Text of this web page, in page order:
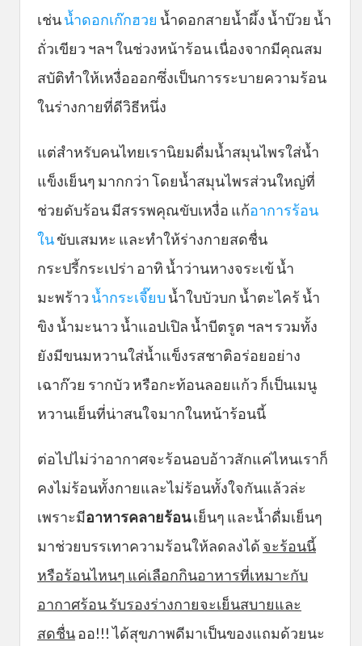
เช่นน้ำดอกเก๊กฮวย น้ำดอกสายน้ำผึ้ง น้ำบ๊วย น้ำ
ถั่วเขียว ฯลฯ ในช่วงหน้าร้อน เนื่องจากมีคุณสม
สบัติทำให้เหงื่อออกซึ่งเป็นการระบายความร้อน
ในร่างกายที่ดีวิธีหนึ่ง
แต่สำหรับคนไทยเรานิยมดื่มน้ำสมุนไพรใส่น้ำ
แข็งเย็นๆ มากกว่า โดยน้ำสมุนไพรส่วนใหญ่ที่
ช่วยดับร้อน มีสรรพคุณขับเหงื่อ แก้อาการร้อน
ในขับเสมหะ และทำให้ร่างกายสดชื่น
กระปรี้กระเปร่า อาทิ น้ำว่านหางจระเข้ น้ำ
มะพร้าว น้ำกระเจี๊ยบน้ำใบบัวบก น้ำตะไคร้ น้ำ
ขิง น้ำมะนาว น้ำแอปเปิล น้ำบีตรูต ฯลฯ รวมทั้ง
ยังมีขนมหวานใส่น้ำแข็งรสชาติอร่อยอย่าง
เฉาก๊วย รากบัว หรือกะท้อนลอยแก้ว ก็เป็นเมนู
หวานเย็นที่น่าสนใจมากในหน้าร้อนนี้
ต่อไปไม่ว่าอากาศจะร้อนอบอ้าวสักแค่ไหนเราก็
คงไม่ร้อนทั้งกายและไม่ร้อนทั้งใจกันแล้วล่ะ
เพราะมีอาหารคลายร้อนเย็นๆ และน้ำดื่มเย็นๆ
มาช่วยบรรเทาความร้อนให้ลดลงได้จะร้อนนี้
หรือร้อนไหนๆ แค่เลือกกินอาหารที่เหมาะกับ
อากาศร้อน รับรองร่างกายจะเย็นสบายและ
สดชื่นออ!!! ได้สุขภาพดีมาเป็นของแถมด้วยนะ